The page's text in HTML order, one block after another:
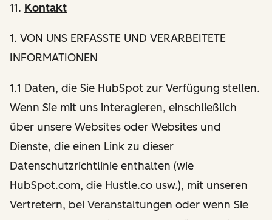
11. Kontakt
1. VON UNS ERFASSTE UND VERARBEITETE
INFORMATIONEN
1.1 Daten, die Sie HubSpot zur Verfügung stellen.
Wenn Sie mit uns interagieren, einschließlich
über unsere Websites oder Websites und
Dienste, die einen Link zu dieser
Datenschutzrichtlinie enthalten (wie
HubSpot.com, die Hustle.co usw.), mit unseren
Vertretern, bei Veranstaltungen oder wenn Sie